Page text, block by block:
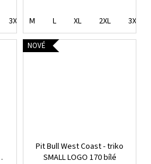
3XL M L XL 2XL 3XL
NOVÉ
Pit Bull West Coast - triko
SMALL LOGO 170 bílé